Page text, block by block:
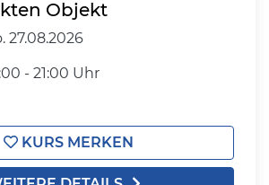
Objekt
27.08.2026
- 21:00 Uhr
KURS MERKEN